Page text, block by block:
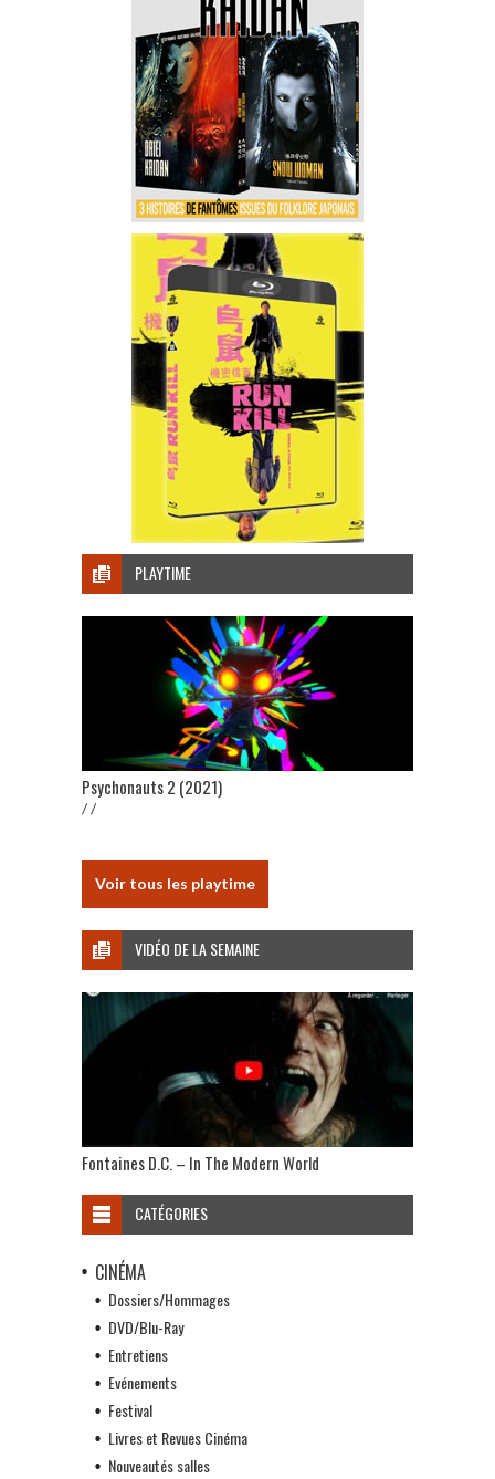
PLAYTIME
Psychonauts 2 (2021)
/ /
Voir tous les playtime
VIDÉO DE LA SEMAINE
Fontaines D.C. – In The Modern World
CATÉGORIES
CINÉMA
Dossiers/Hommages
DVD/Blu-Ray
Entretiens
Evénements
Festival
Livres et Revues Cinéma
Nouveautés salles